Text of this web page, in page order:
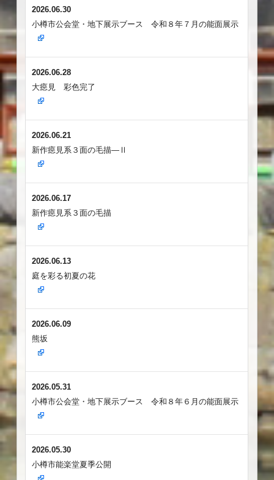
2026.06.30
小樽市公会堂・地下展示ブース 令和８年７月の能面展示
2026.06.28
大癋見 彩色完了
2026.06.21
新作癋見系３面の毛描―Ⅱ
2026.06.17
新作癋見系３面の毛描
2026.06.13
庭を彩る初夏の花
2026.06.09
熊坂
2026.05.31
小樽市公会堂・地下展示ブース 令和８年６月の能面展示
2026.05.30
小樽市能楽堂夏季公開